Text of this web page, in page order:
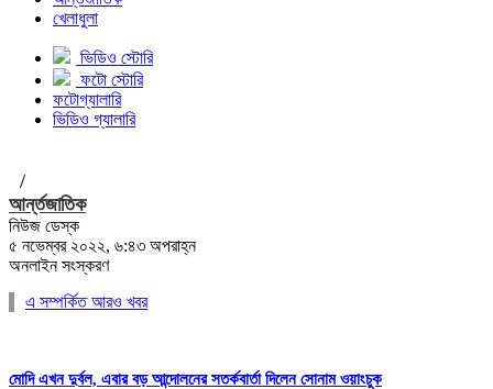
খেলাধুলা
ভিডিও স্টোরি
ফটো স্টোরি
ফটোগ্যালারি
ভিডিও গ্যালারি
/
আর্ন্তজাতিক
নিউজ ডেস্ক
৫ নভেম্বর ২০২২, ৬:৪৩ অপরাহ্ন
অনলাইন সংস্করণ
এ সম্পর্কিত আরও খবর
মোদি এখন দুর্বল, এবার বড় আন্দোলনের সতর্কবার্তা দিলেন সোনাম ওয়াংচুক